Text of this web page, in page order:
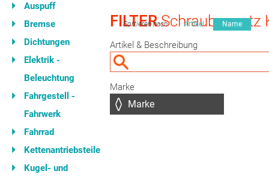
Auspuff
Bremse
Dichtungen
Elektrik -
Beleuchtung
Fahrgestell -
Fahrwerk
Fahrrad
Kettenantriebsteile
Kugel- und
FILTERSchraubensatz
Sortieren nach Artikel Name
Artikel & Beschreibung
Marke